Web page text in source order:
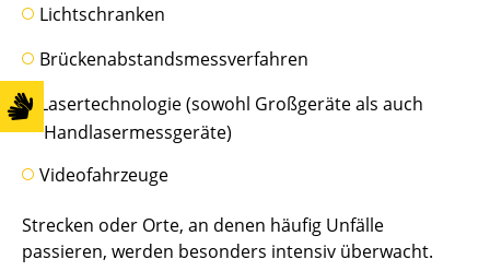
Lichtschranken
Brückenabstandsmessverfahren
Lasertechnologie (sowohl Großgeräte als auch
Handlasermessgeräte)
Videofahrzeuge
Strecken oder Orte, an denen häufig Unfälle
passieren, werden besonders intensiv überwacht.